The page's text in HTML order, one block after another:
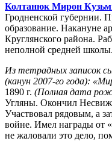
Колтанюк Мирон
Гродненской губернии.
образование. Накануне
Круглянского района.
неполной средней школы.
Из тетрадных записок
(канун 2007-го года):
1890 г. (Полная дата
Угляны. Окончил
Участвовал рядовым, а
войне. Имел награды от
не жаловали это дело,